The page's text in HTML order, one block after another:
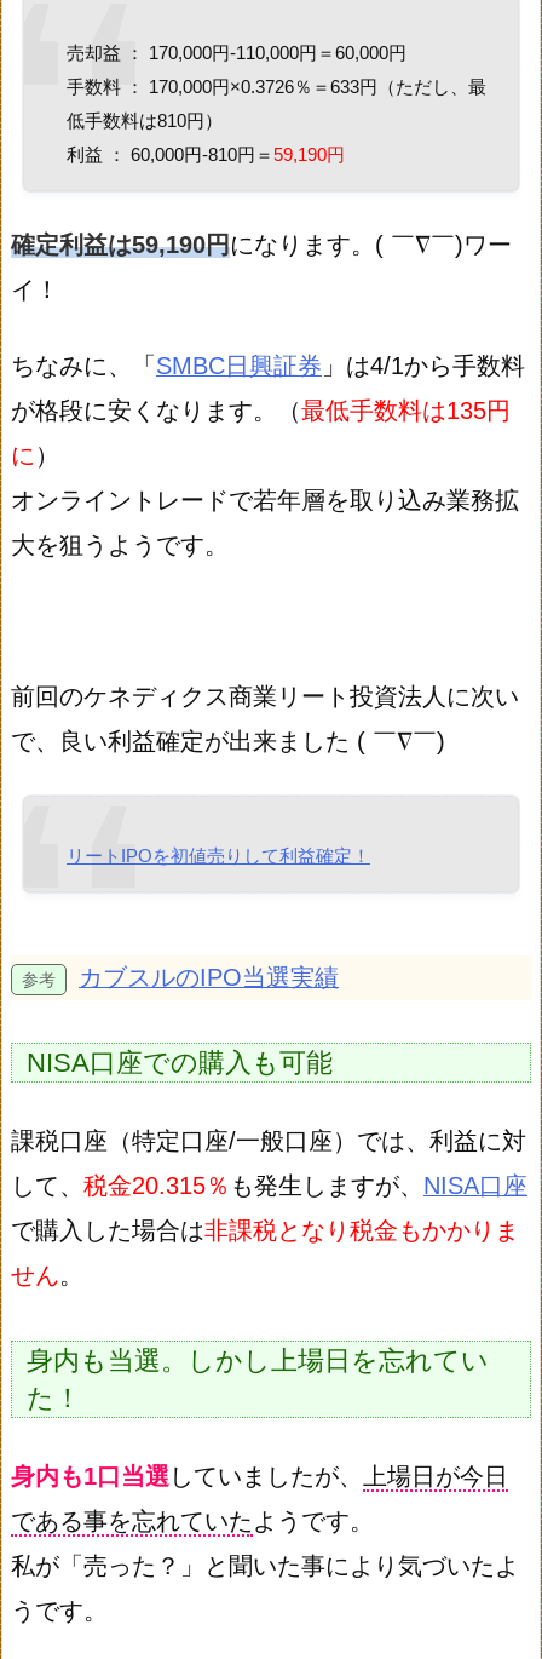
売却益 ： 170,000円-110,000円＝60,000円
手数料 ： 170,000円×0.3726％＝633円（ただし、最
低手数料は810円）
利益 ： 60,000円-810円＝59,190円
確定利益は59,190円になります。( ￣∇￣)ワー
イ！
ちなみに、「SMBC日興証券 」は4/1から手数料
が格段に安くなります。（最低手数料は135円
に ）
オンライントレードで若年層を取り込み業務拡
大を狙うようです。
前回のケネディクス商業リート投資法人に次い
で、良い利益確定が出来ました ( ￣∇￣)
リートIPOを初値売りして利益確定！
カブスルのIPO当選実績
NISA口座での購入も可能
課税口座（特定口座/一般口座）では、利益に対
して、 税金20.315％ も発生しますが、 NISA口座
で購入した場合は非課税となり税金もかかりま
せん。
身内も当選。しかし上場日を忘れてい
た！
身内も1口当選 していましたが、
上場日が今日
である事を忘れていたようです。
私が「売った？」と聞いた事により気づいたよ
うです。